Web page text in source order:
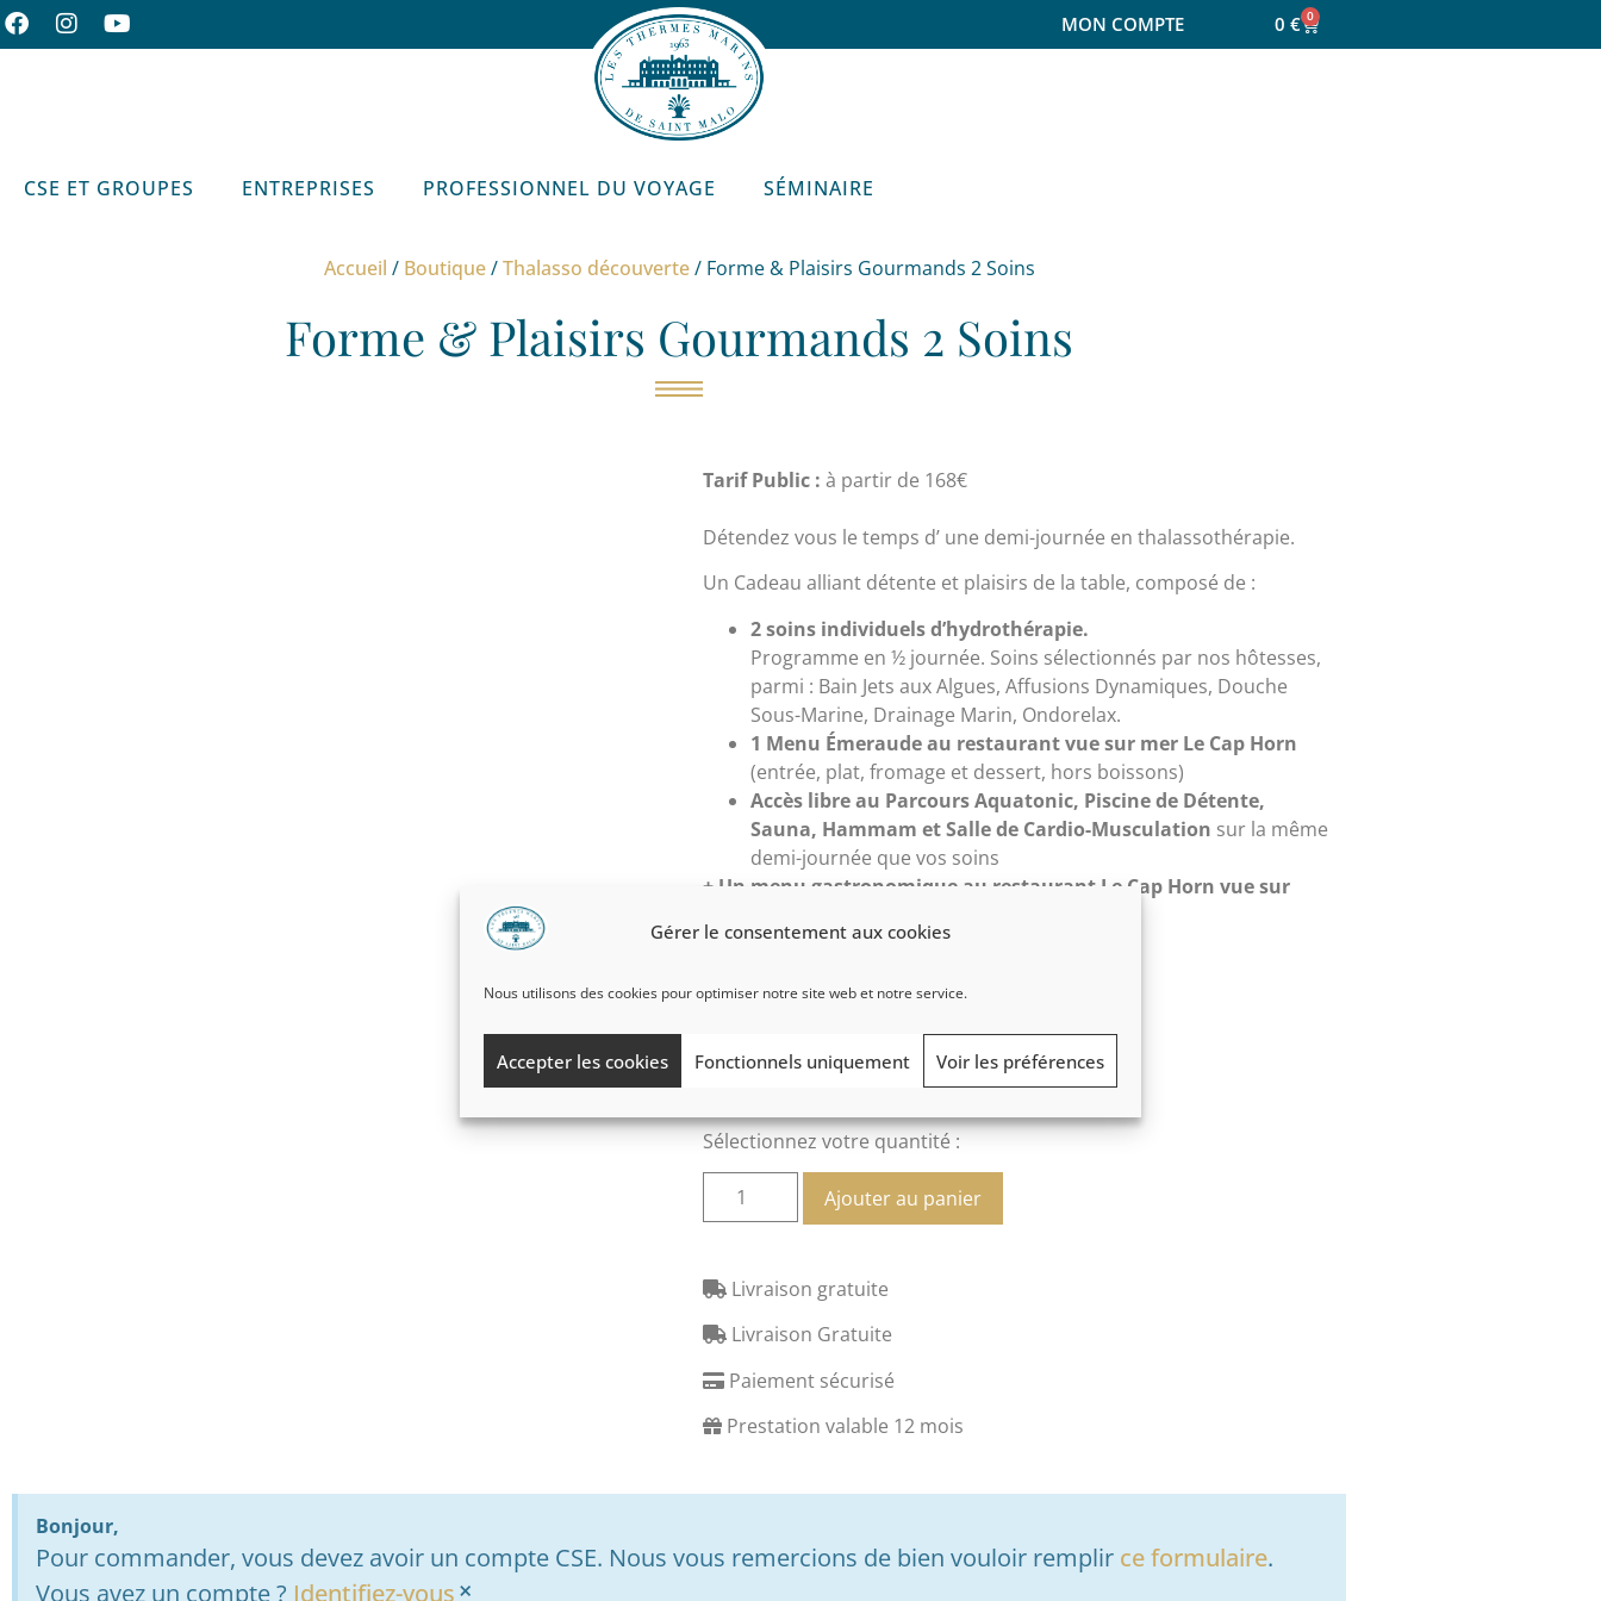
Gérer le consentement aux cookies
Nous utilisons des cookies pour optimiser notre site web et notre service.
Accepter les cookies Fonctionnels uniquement Voir les préférences
MON COMPTE 0€ 0
CSE ET GROUPES ENTREPRISES PROFESSIONNEL DU VOYAGE SÉMINAIRE
Accueil / Boutique/Thalasso découverte/ Forme & Plaisirs Gourmands 2 Soins
Forme & Plaisirs Gourmands 2 Soins
Tarif Public : à partir de 168€
Détendez vous le temps d’ une demi-journée en thalassothérapie.
Un Cadeau alliant détente et plaisirs de la table, composé de :
2 soins individuels d’hydrothérapie.
Programme en ½ journée. Soins sélectionnés par nos hôtesses,
parmi : Bain Jets aux Algues, Affusions Dynamiques, Douche
Sous-Marine, Drainage Marin, Ondorelax.
1 Menu Émeraude au restaurant vue sur mer Le Cap Horn
(entrée, plat, fromage et dessert, hors boissons)
Accès libre au Parcours Aquatonic, Piscine de Détente,
Sauna, Hammam et Salle de Cardio-Musculation sur la même
demi-journée que vos soins
+ Un menu gastronomique au restaurant Le Cap Horn vue sur
Sélectionnez votre quantité :
Ajouter au panier
Livraison gratuite
Livraison Gratuite
Paiement sécurisé
Prestation valable 12 mois
Bonjour,
Pour commander, vous devez avoir un compte CSE. Nous vous remercions de bien vouloir remplir ce formulaire.
Vous avez un compte ? Identifiez-vous×